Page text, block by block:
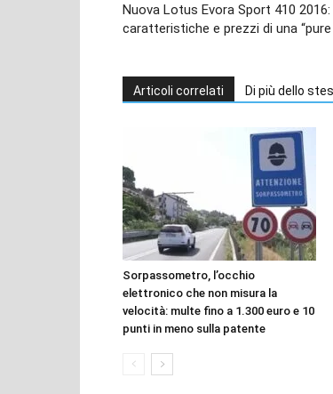
Nuova Lotus Evora Sport 410 2016:
caratteristiche e prezzi di una “pure
Articoli correlati Di più dello
Sorpassometro, l’occhio
elettronico che non misura la
velocità: multe fino a 1.300 euro e 10
punti in meno sulla patente